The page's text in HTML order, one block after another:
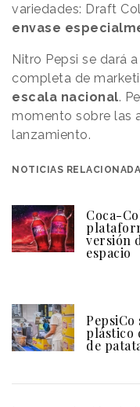
variedades: Draft
envase
Nitro Pepsi se dará
completa de
escala nacional.
momento sobre las
lanzamiento.
NOTICIAS
Coca-
versión
espacio
plástico
de